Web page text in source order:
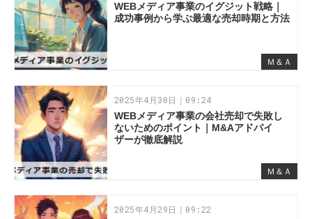
Ｍ＆Ａ
WEBメディア事業のイグジット戦略｜
成功事例から学ぶ最適な売却時期と方法
Ｍ＆Ａ
2025年4月30日｜09:24
WEBメディア事業の会社売却で失敗し
ないためのポイント｜M&Aアドバイ
ザーが徹底解説
2025年4月29日｜09:22